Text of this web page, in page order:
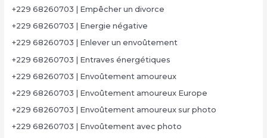
+229 68260703 | Empêcher un divorce
+229 68260703 | Energie négative
+229 68260703 | Enlever un envoûtement
+229 68260703 | Entraves énergétiques
+229 68260703 | Envoûtement amoureux
+229 68260703 | Envoûtement amoureux Europe
+229 68260703 | Envoûtement amoureux sur photo
+229 68260703 | Envoûtement avec photo